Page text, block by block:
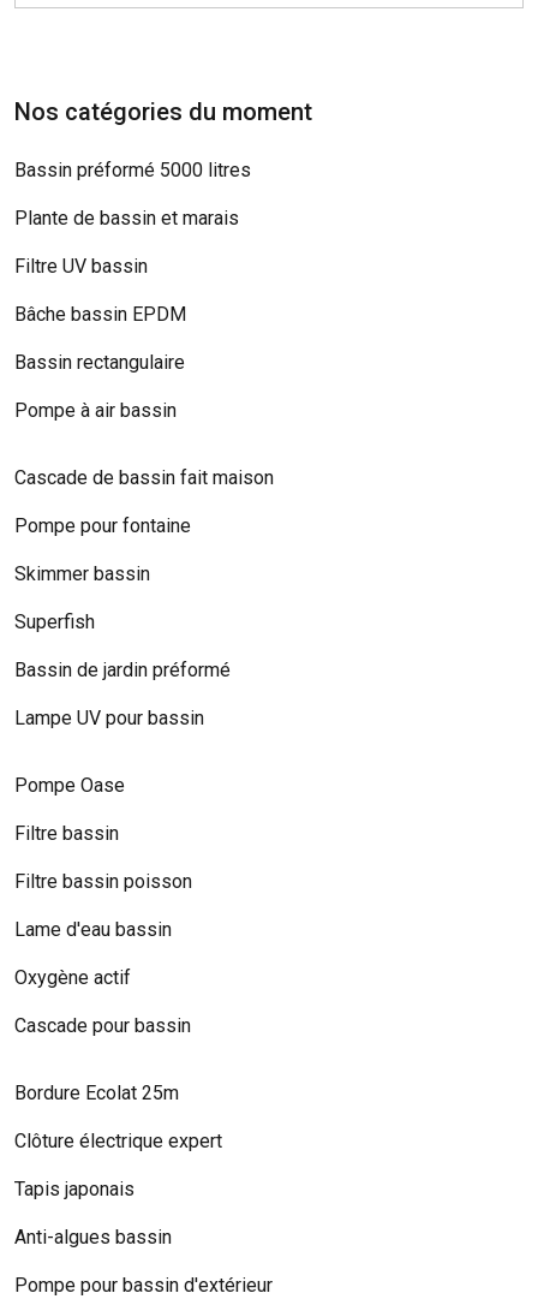
Nos catégories du moment
Bassin préformé 5000 litres
Plante de bassin et marais
Filtre UV bassin
Bâche bassin EPDM
Bassin rectangulaire
Pompe à air bassin
Cascade de bassin fait maison
Pompe pour fontaine
Skimmer bassin
Superfish
Bassin de jardin préformé
Lampe UV pour bassin
Pompe Oase
Filtre bassin
Filtre bassin poisson
Lame d'eau bassin
Oxygène actif
Cascade pour bassin
Bordure Ecolat 25m
Clôture électrique expert
Tapis japonais
Anti-algues bassin
Pompe pour bassin d'extérieur